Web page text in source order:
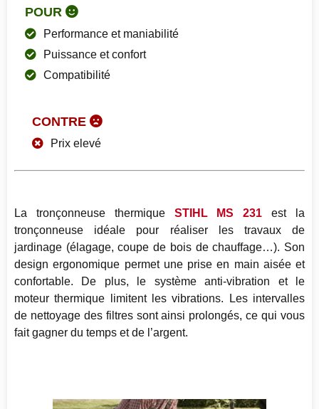
POUR
Performance et maniabilité
Puissance et confort
Compatibilité
CONTRE
Prix elevé
La tronçonneuse thermique STIHL MS 231 est la
tronçonneuse idéale pour réaliser les travaux de
jardinage (élagage, coupe de bois de chauffage…). Son
design ergonomique permet une prise en main aisée et
confortable. De plus, le système anti-vibration et le
moteur thermique limitent les vibrations. Les intervalles
de nettoyage des filtres sont ainsi prolongés, ce qui vous
fait gagner du temps et de l’argent.